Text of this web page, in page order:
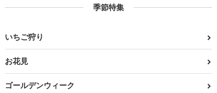
季節特集
いちご狩り
お花見
ゴールデンウィーク